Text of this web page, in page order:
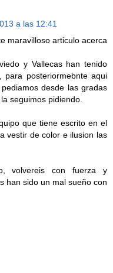
a las 12:41
maravilloso articulo acerca
y Vallecas han tenido
para posteriormebnte aqui
desde las gradas
seguimos pidiendo.
que tiene escrito en el
vestir de color e ilusion las
volvereis con fuerza y
han sido un mal sueño con